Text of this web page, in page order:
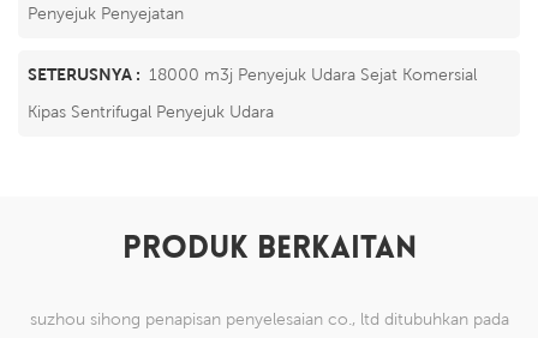
Penyejuk Penyejatan
SETERUSNYA : 18000 m3j Penyejuk Udara Sejat Komersial
Kipas Sentrifugal Penyejuk Udara
PRODUK BERKAITAN
suzhou sihong penapisan penyelesaian co., ltd ditubuhkan pada